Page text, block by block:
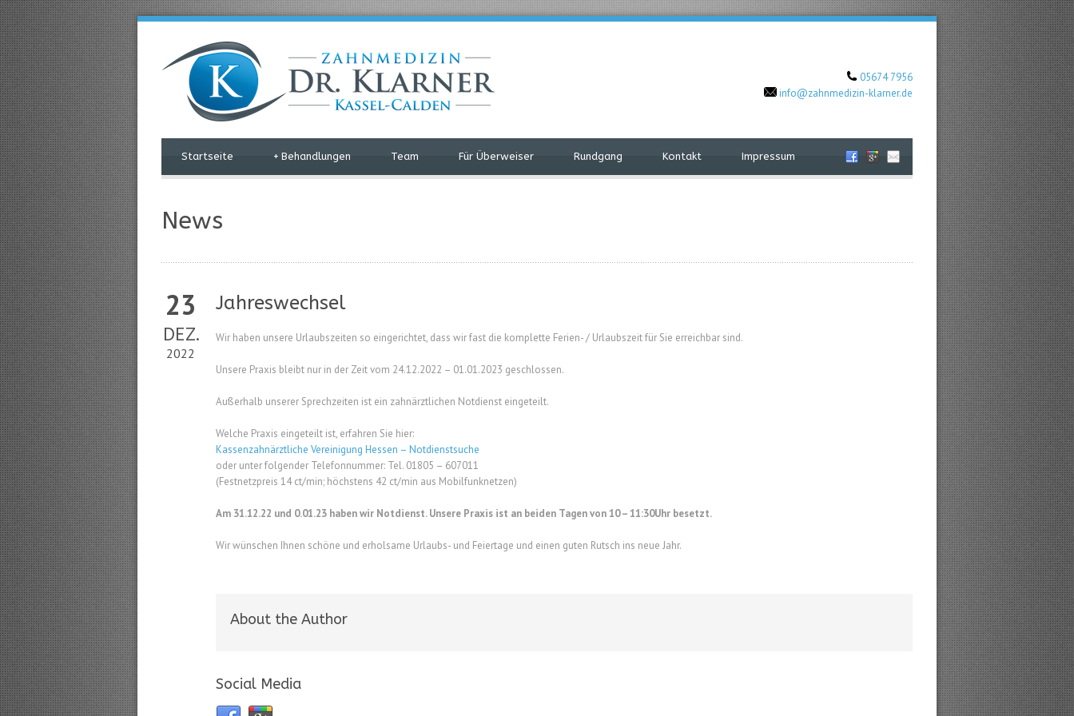
05674 7956
info@zahnmedizin-klarner.de
Startseite Behandlungen
+ Team Für Überweiser Rundgang Kontakt Impressum
News
23
DEZ.
2022
Jahreswechsel
Wir haben unsere Urlaubszeiten so eingerichtet, dass wir fast die komplette Ferien- / Urlaubszeit für Sie erreichbar sind.
Unsere Praxis bleibt nur in der Zeit vom 24.12.2022 – 01.01.2023 geschlossen.
Außerhalb unserer Sprechzeiten ist ein zahnärztlichen Notdienst eingeteilt.
Welche Praxis eingeteilt ist, erfahren Sie hier:
Kassenzahnärztliche Vereinigung Hessen – Notdienstsuche
oder unter folgender Telefonnummer: Tel. 01805 – 607011
(Festnetzpreis 14 ct/min; höchstens 42 ct/min aus Mobilfunknetzen)
Am 31.12.22 und 0.01.23 haben wir Notdienst. Unsere Praxis ist an beiden Tagen von 10 – 11:30Uhr besetzt.
Wir wünschen Ihnen schöne und erholsame Urlaubs- und Feiertage und einen guten Rutsch ins neue Jahr.
About the Author
Social Media